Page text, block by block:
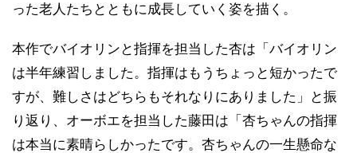
った老人たちとともに成長していく姿を描く。
本作でバイオリンと指揮を担当した杏は「バイオリン
は半年練習しました。指揮はもうちょっと短かったで
すが、難しさはどちらもそれなりにありました」と振
り返り、オーボエを担当した藤田は「杏ちゃんの指揮
は本当に素晴らしかったです。杏ちゃんの一生懸命な